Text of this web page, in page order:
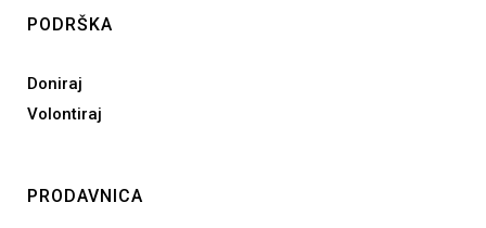
PODRŠKA
Doniraj
Volontiraj
PRODAVNICA